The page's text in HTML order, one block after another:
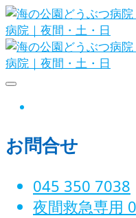
Skip
to
content
海の公園ど
浜市金沢区
お問合せ
045 350 7038‬
夜間救急専用